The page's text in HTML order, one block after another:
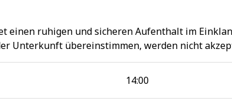
einen ruhigen und sicheren Aufenthalt im
Unterkunft übereinstimmen, werden nicht
14:00